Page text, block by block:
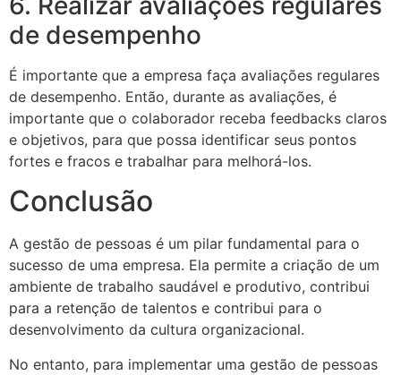
de desempenho
É importante que a empresa faça avaliações regulares
de desempenho. Então, durante as avaliações, é
importante que o colaborador receba feedbacks claros
e objetivos, para que possa identificar seus pontos
fortes e fracos e trabalhar para melhorá-los.
Conclusão
A gestão de pessoas é um pilar fundamental para o
sucesso de uma empresa. Ela permite a criação de um
ambiente de trabalho saudável e produtivo, contribui
para a retenção de talentos e contribui para o
desenvolvimento da cultura organizacional.
No entanto, para implementar uma gestão de pessoas